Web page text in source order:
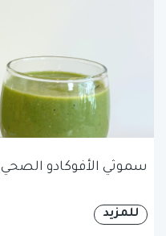
سموثي الأفوكادو الصحي
للمزيد